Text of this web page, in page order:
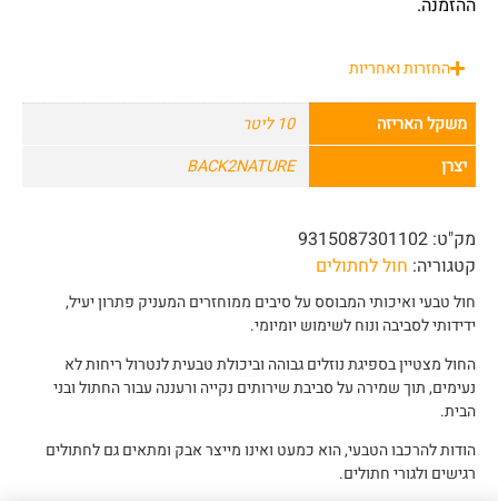
ההזמנה.
החזרות ואחריות
משקל האריזה
10 ליטר
יצרן
BACK2NATURE
מק"ט: 9315087301102
קטגוריה: חול לחתולים
חול טבעי ואיכותי המבוסס על סיבים ממוחזרים המעניק פתרון יעיל,
ידידותי לסביבה ונוח לשימוש יומיומי.
החול מצטיין בספיגת נוזלים גבוהה וביכולת טבעית לנטרול ריחות לא
נעימים, תוך שמירה על סביבת שירותים נקייה ורעננה עבור החתול ובני
הבית.
הודות להרכבו הטבעי, הוא כמעט ואינו מייצר אבק ומתאים גם לחתולים
רגישים ולגורי חתולים.